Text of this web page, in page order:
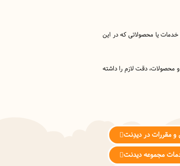
خدمات یا محصولاتی که در این
محصولات، دقت لازم را داشته
و مقررات در دیدِنت
مجموعه دیدنت